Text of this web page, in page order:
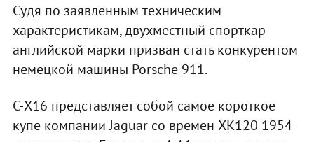
Судя по заявленным техническим
характеристикам, двухместный спорткар
английской марки призван стать конкурентом
немецкой машины Porsche 911.
С-X16 представляет собой самое короткое
купе компании Jaguar со времен XK120 1954